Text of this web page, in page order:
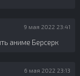
9 мая 2022 23:41
аниме Берсерк
6 мая 2022 23:13